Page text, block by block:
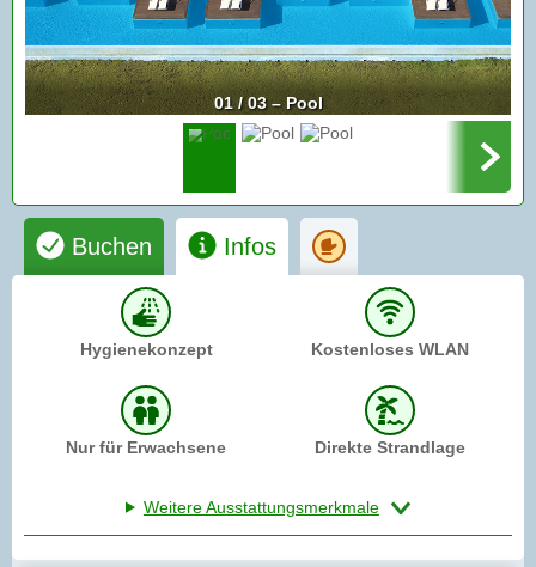
01 / 03 – Pool
Buchen Infos
Hygienekonzept Kostenloses WLAN
Nur für Erwachsene Direkte Strandlage
Weitere Ausstattungsmerkmale